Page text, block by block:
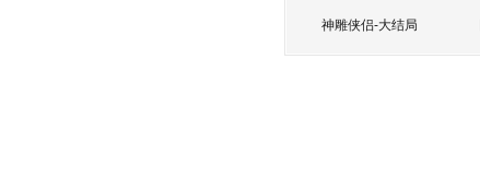
神雕侠侣-大结局